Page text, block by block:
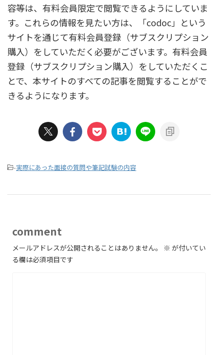
容等は、有料会員限定で閲覧できるようにしていま
す。これらの情報を見たい方は、「codoc」という
サイトを通じて有料会員登録（サブスクリプション
購入）をしていただく必要がございます。有料会員
登録（サブスクリプション購入）をしていただくこ
とで、本サイトのすべての記事を閲覧することがで
きるようになります。
-実際にあった面接の質問や筆記試験の内容
comment
メールアドレスが公開されることはありません。 ※ が付いてい
る欄は必須項目です